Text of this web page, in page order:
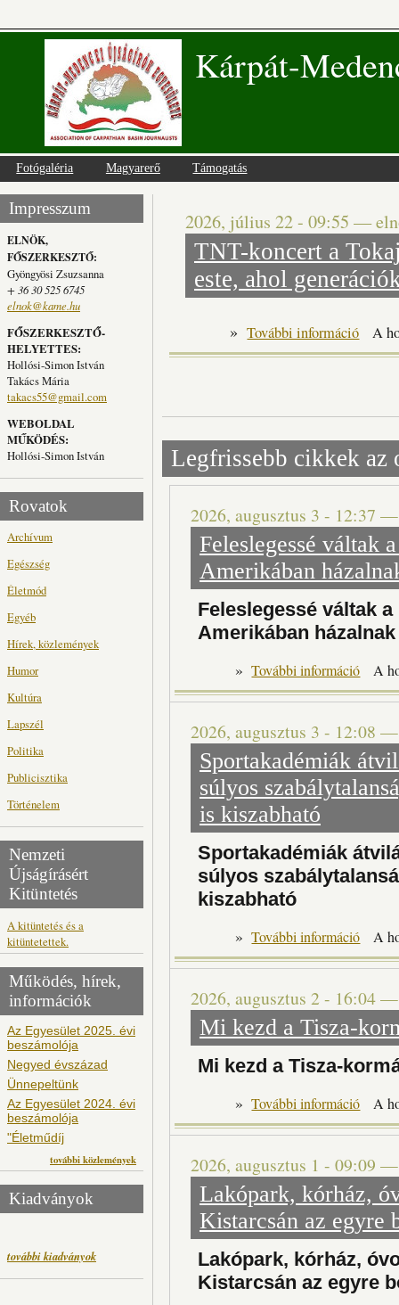
Kárpát-
Fotógaléria Magyarerő Támogatás
Impresszum
ELNÖK,
FŐSZERKESZTŐ:
Gyöngyösi Zsuzsanna
+ 36 30 525 6745
elnok@kame.hu
FŐSZERKESZTŐ-
HELYETTES:
Hollósi-Simon István
Takács Mária
takacs55@gmail.com
WEBOLDAL
MŰKÖDÉS:
Hollósi-Simon István
Rovatok
Archívum
Egészség
Életmód
Egyéb
Hírek, közlemények
Humor
Kultúra
Lapszél
Politika
Publicisztika
Történelem
Nemzeti
Újságírásért
Kitüntetés
A kitüntetés és a
kitüntetettek.
Működés, hírek,
információk
Az Egyesület 2025. évi
beszámolója
Negyed évszázad
Ünnepeltünk
Az Egyesület 2024. évi
beszámolója
"Életműdíj
további közlemények
Kiadványok
további kiadványok
2026, július 22 - 09:55 —
TNT-koncert a
este, ahol
» További információ TNT-
A
Legfrissebb cikkek az
2026, augusztus 3 - 12:37
Feleslegessé váltak
Amerikában
Feleslegessé váltak
Amerikában
» További információ A
2026, augusztus 3 - 12:08
Sportakadémiák
súlyos
is kiszabható
Sportakadémiák
súlyos
kiszabható
» További információ A
2026, augusztus 2 - 16:04
Mi kezd a Tisza-
Mi kezd a Tisza-
» További információ Mi kezd
A
2026, augusztus 1 - 09:09
Lakópark, kórház,
Kistarcsán az egyre
Lakópark, kórház,
Kistarcsán az egyre